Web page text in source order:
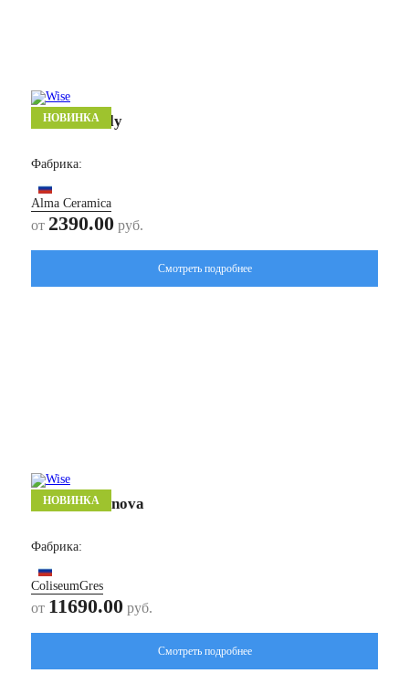
НОВИНКА
Холли/ Holly
Фабрика:
Alma Ceramica
от 2390.00 руб.
Смотреть подробнее
НОВИНКА
Канова/ Canova
Фабрика:
ColiseumGres
от 11690.00 руб.
Смотреть подробнее